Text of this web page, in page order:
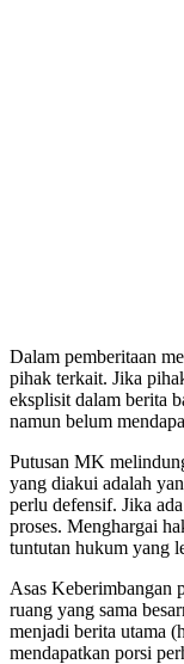
Dalam pemberitaan
pihak terkait. Jika
eksplisit dalam berita
namun belum
Putusan MK
yang diakui adalah
perlu defensif. Jika
proses. Menghargai
tuntutan hukum yang
Asas Keberimbangan
ruang yang sama
menjadi berita utama
mendapatkan porsi